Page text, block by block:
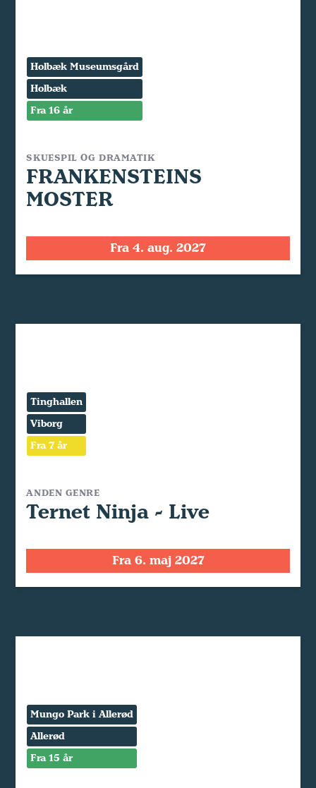
Holbæk Museumsgård
Holbæk
Fra 16 år
SKUESPIL OG DRAMATIK
FRANKENSTEINS
MOSTER
Fra 4. aug. 2027
Tinghallen
Viborg
Fra 7 år
ANDEN GENRE
Ternet Ninja - Live
Fra 6. maj 2027
Mungo Park i Allerød
Allerød
Fra 15 år